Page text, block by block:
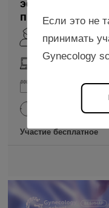
эффекты и
применения
Карева Е.Н.
онлайн-формат
28 августа 2026
10:00—11:00
Участие бесплатное
Если это не
принимать
Gynecology